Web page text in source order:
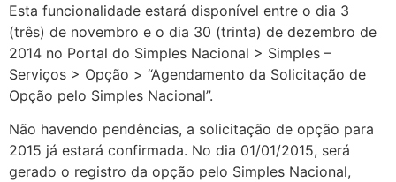
Esta funcionalidade estará disponível entre o dia 3
(três) de novembro e o dia 30 (trinta) de dezembro de
2014 no Portal do Simples Nacional > Simples –
Serviços > Opção > “Agendamento da Solicitação de
Opção pelo Simples Nacional”.
Não havendo pendências, a solicitação de opção para
2015 já estará confirmada. No dia 01/01/2015, será
gerado o registro da opção pelo Simples Nacional,